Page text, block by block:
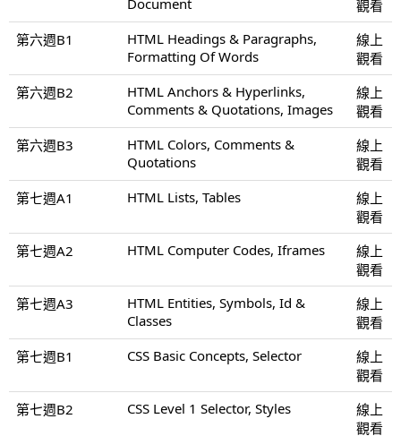
觀看
第六週B1
HTML Headings & Paragraphs,
Formatting Of Words
線上
觀看
第六週B2
HTML Anchors & Hyperlinks,
Comments & Quotations, Images
線上
觀看
第六週B3
HTML Colors, Comments &
Quotations
線上
觀看
第七週A1
HTML Lists, Tables
線上
觀看
第七週A2
HTML Computer Codes, Iframes
線上
觀看
第七週A3
HTML Entities, Symbols, Id &
Classes
線上
觀看
第七週B1
CSS Basic Concepts, Selector
線上
觀看
第七週B2
CSS Level 1 Selector, Styles
線上
觀看